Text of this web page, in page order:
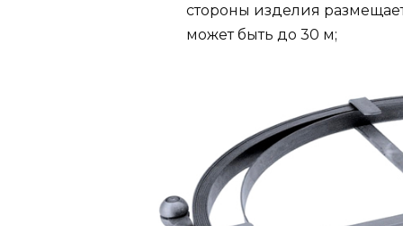
стороны изделия
может быть до 30 м;